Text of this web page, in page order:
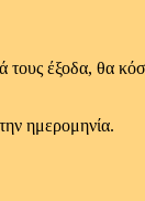
έξοδα, θα
ημερομηνία.